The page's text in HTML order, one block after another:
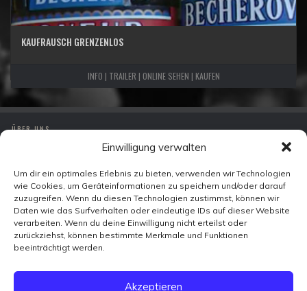
Einwilligung verwalten
Um dir ein optimales Erlebnis zu bieten, verwenden wir Technologien
wie Cookies, um Geräteinformationen zu speichern und/oder darauf
zuzugreifen. Wenn du diesen Technologien zustimmst, können wir
Daten wie das Surfverhalten oder eindeutige IDs auf dieser Website
verarbeiten. Wenn du deine Einwilligung nicht erteilst oder
zurückziehst, können bestimmte Merkmale und Funktionen
beeinträchtigt werden.
Akzeptieren
KAUFRAUSCH GRENZENLOS
INFO | TRAILER | ONLINE SEHEN | KAUFEN
ÜBER UNS
DATENSCHUTZ
KONTAKT
Zeitzeugen-TV
Ohmstraße 7
10179 Berlin
FACEBOOK